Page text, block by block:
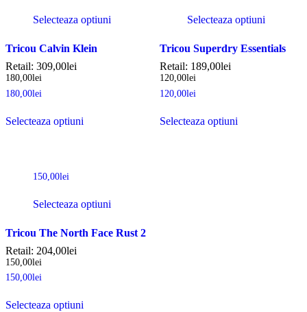
Selecteaza optiuni
Tricou Calvin Klein
Retail: 309,00lei
180,00lei
180,00lei
Selecteaza optiuni
Selecteaza optiuni
Tricou Superdry Essentials
Retail: 189,00lei
120,00lei
120,00lei
Selecteaza optiuni
150,00lei
Selecteaza optiuni
Tricou The North Face Rust 2
Retail: 204,00lei
150,00lei
150,00lei
Selecteaza optiuni